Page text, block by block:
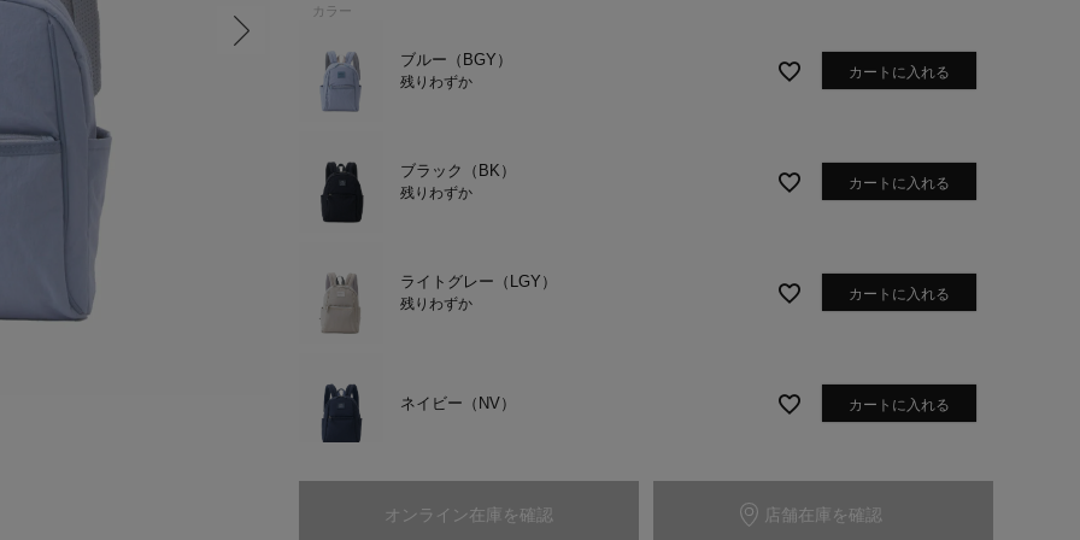
カラー
ブルー（BGY）
残りわずか
カートに入れる
ブラック（BK）
残りわずか
カートに入れる
ライトグレー（LGY）
残りわずか
カートに入れる
ネイビー（NV） カートに入れる
残りわずか
カートに入れる
オンライン在庫を確認 店舗在庫を確認